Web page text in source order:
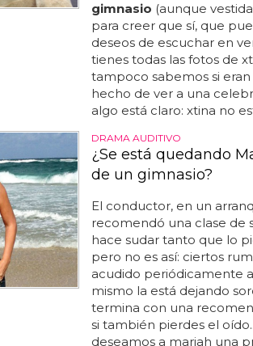
gimnasio (aunque
para creer que sí, que
deseos de escuchar en
tienes todas las fotos de
tampoco sabemos si
hecho de ver a una
algo está claro: xtina no
DRAMA AUDITIVO
¿Se está quedando
de un gimnasio?
El conductor, en un
recomendó una clase de
hace sudar tanto que lo
pero no es así: ciertos
acudido periódicamente
mismo la está dejando
termina con una
si también pierdes el
deseamos a mariah una